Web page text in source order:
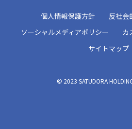
個人情報保護方針
反社会
ソーシャルメディアポリシー
カ
サイトマップ
© 2023 SATUDORA